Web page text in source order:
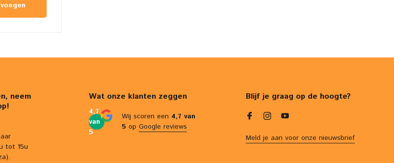
neem
tot 15u
Wat onze klanten zeggen
4,7
van
5
Wij scoren een 4,7 van
5 op Google reviews
Blijf je graag op de hoogte?
Meld je aan voor onze nieuwsbrief